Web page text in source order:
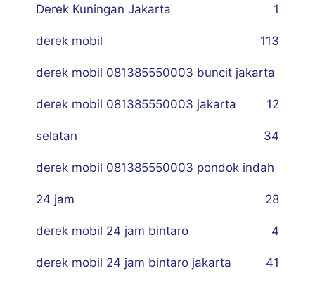
Derek Kuningan Jakarta 1
derek mobil 113
derek mobil 081385550003 buncit jakarta
12
derek mobil 081385550003 jakarta
selatan 34
derek mobil 081385550003 pondok indah
24 jam 28
derek mobil 24 jam bintaro 4
derek mobil 24 jam bintaro jakarta 41